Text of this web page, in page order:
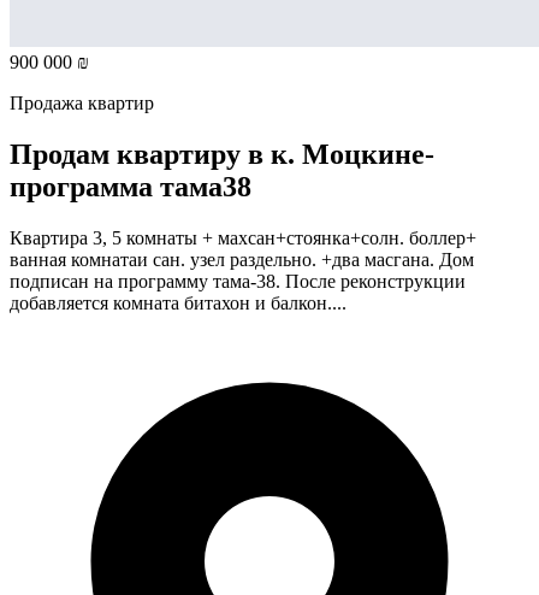
900 000 ₪
Продажа квартир
Продам квартиру в к. Моцкине-
программа тама38
Квартира 3, 5 комнаты + махсан+стоянка+солн. боллер+
ванная комнатаи сан. узел раздельно. +два масгана. Дом
подписан на программу тама-38. После реконструкции
добавляется комната битахон и балкон....